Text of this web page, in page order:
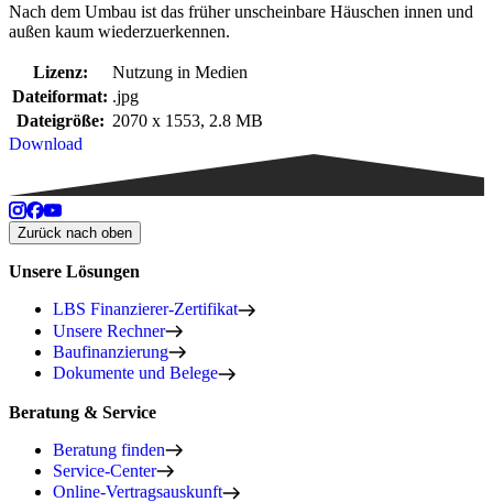
Nach dem Umbau ist das früher unscheinbare Häuschen innen und
außen kaum wiederzuerkennen.
Lizenz:
Nutzung in Medien
Dateiformat: .jpg
Dateigröße: 2070 x 1553, 2.8 MB
Download
Zurück nach oben
Unsere Lösungen
LBS Finanzierer-Zertifikat
Unsere Rechner
Baufinanzierung
Dokumente und Belege
Beratung & Service
Beratung finden
Service-Center
Online-Vertragsauskunft